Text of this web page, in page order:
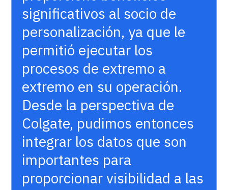
significativos al socio de
personalización, ya que le
permitió ejecutar los
procesos de extremo a
extremo en su operación.
Desde la perspectiva de
Colgate, pudimos entonces
integrar los datos que son
importantes para
proporcionar visibilidad a las